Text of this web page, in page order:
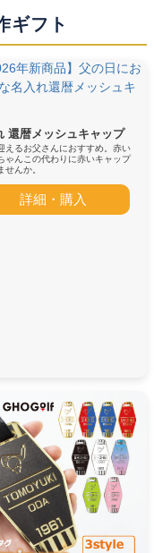
ギフト
還暦メッシュキャップ
えるお父さんにおすすめ。赤い
ゃんこの代わりに赤いキャップ
せんか。
詳細・購入